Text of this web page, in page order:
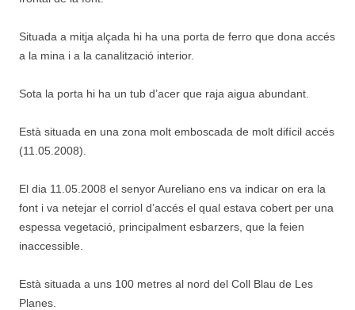
Situada a mitja alçada hi ha una porta de ferro que dona accés
a la mina i a la canalització interior.
Sota la porta hi ha un tub d’acer que raja aigua abundant.
Està situada en una zona molt emboscada de molt difícil accés
(11.05.2008).
El dia 11.05.2008 el senyor Aureliano ens va indicar on era la
font i va netejar el corriol d’accés el qual estava cobert per una
espessa vegetació, principalment esbarzers, que la feien
inaccessible.
Està situada a uns 100 metres al nord del Coll Blau de Les
Planes.